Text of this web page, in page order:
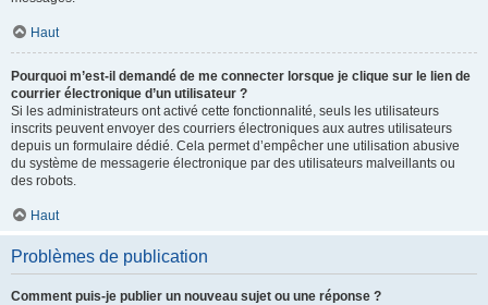
Haut
Pourquoi m’est-il demandé de me connecter lorsque je clique sur le lien de
courrier électronique d’un utilisateur ?
Si les administrateurs ont activé cette fonctionnalité, seuls les utilisateurs
inscrits peuvent envoyer des courriers électroniques aux autres utilisateurs
depuis un formulaire dédié. Cela permet d’empêcher une utilisation abusive
du système de messagerie électronique par des utilisateurs malveillants ou
des robots.
Haut
Problèmes de publication
Comment puis-je publier un nouveau sujet ou une réponse ?